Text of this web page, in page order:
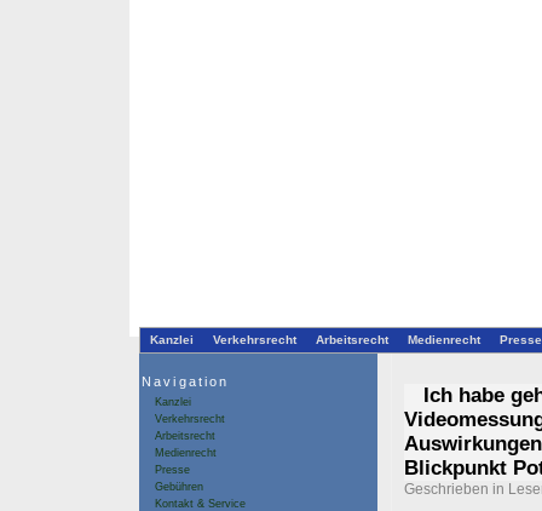
Kanzlei Verkehrsrecht Arbeitsrecht Medienrecht Presse
Navigation
Kanzlei
Verkehrsrecht
Arbeitsrecht
Medienrecht
Presse
Gebühren
Kontakt & Service
Ich habe
Blickpunkt
Geschrieben in